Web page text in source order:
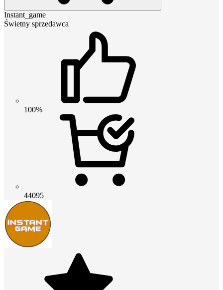
Instant_game
Świetny sprzedawca
100%
44095